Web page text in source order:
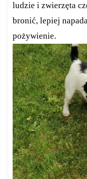
ludzie i zwierzęta
bronić, lepiej
pożywienie.